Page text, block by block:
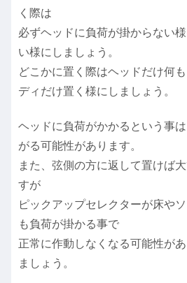
く際は
必ずヘッドに負荷が掛からない
い様にしましょう。
どこかに置く際はヘッドだけ何
ディだけ置く様にしましょう。
ヘッドに負荷がかかるという事
がる可能性があります。
また、弦側の方に返して置けば
すが
ピックアップセレクターが床や
も負荷が掛かる事で
正常に作動しなくなる可能性が
ましょう。